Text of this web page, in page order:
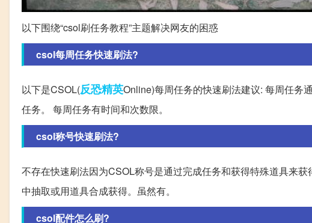
以下围绕“csol刷任务教程”主题解决网友的困惑
csol每周任务快速刷法?
以下是CSOL(反恐精英Online)每周任务的快速刷法建议: 每周任务
任务。 每周任务有时间和次数限。
csol称号快速刷法?
不存在快速刷法因为CSOL称号是通过完成任务和获得特殊道具来获
中抽取或用道具合成获得。虽然有。
csol配件怎么刷?